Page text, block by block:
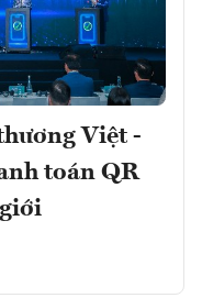
Việt -
toán QR